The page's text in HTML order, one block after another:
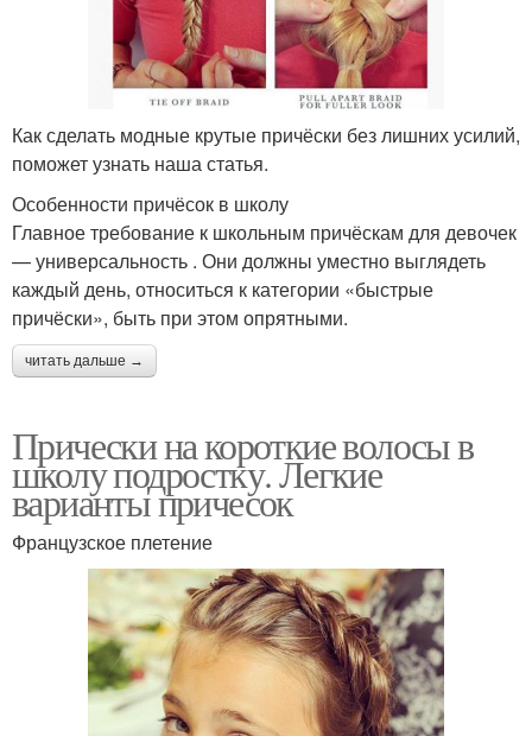
Как сделать модные крутые причёски без лишних усилий,
поможет узнать наша статья.
Особенности причёсок в школу
Главное требование к школьным причёскам для девочек
— универсальность . Они должны уместно выглядеть
каждый день, относиться к категории «быстрые
причёски», быть при этом опрятными.
читать дальше →
Прически на короткие волосы в
школу подростку. Легкие
варианты причесок
Французское плетение